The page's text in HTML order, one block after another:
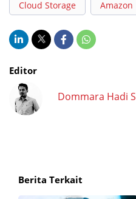
Cloud Storage Amazon
Editor
Dommara Hadi S
Berita Terkait